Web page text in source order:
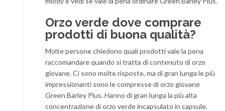
Orzo verde dove comprare
prodotti di buona qualità?
Molte persone chiedono quali prodotti vale la pena
raccomandare quando si tratta di contenuto di orzo
giovane. Ci sono molte risposte, ma di gran lunga le più
impressionanti sono le compresse di orzo giovane
Green Barley Plus. Hanno di gran lunga la più alta
concentrazione di orzo verde incapsulato in capsule.